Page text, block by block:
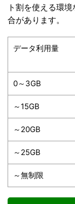
ト割を使える環
合があります。
データ利用量
0～3GB
～15GB
～20GB
～25GB
～無制限